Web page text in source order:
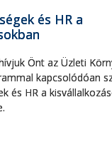
és HR a
Önt az Üzleti
kapcsolódóan
és HR a